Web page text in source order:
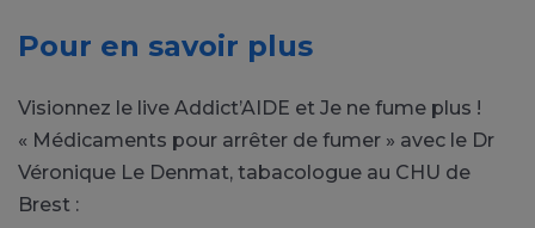
Pour en savoir plus
Visionnez le live Addict’AIDE et Je ne fume plus !
« Médicaments pour arrêter de fumer » avec le Dr
Véronique Le Denmat, tabacologue au CHU de
Brest :